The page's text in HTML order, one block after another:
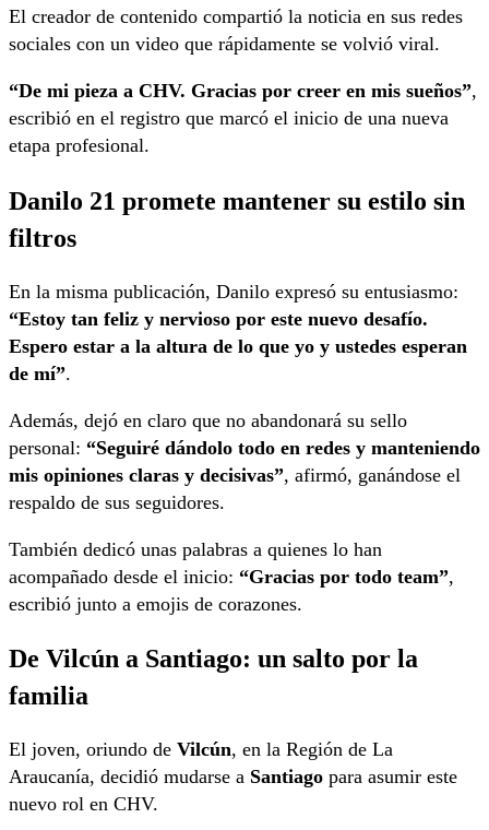
El creador de contenido compartió la noticia en sus redes
sociales con un video que rápidamente se volvió viral.
“De mi pieza a CHV. Gracias por creer en mis sueños”,
escribió en el registro que marcó el inicio de una nueva
etapa profesional.
Danilo 21 promete mantener su estilo sin
filtros
En la misma publicación, Danilo expresó su entusiasmo:
“Estoy tan feliz y nervioso por este nuevo desafío.
Espero estar a la altura de lo que yo y ustedes esperan
de mí”.
Además, dejó en claro que no abandonará su sello
personal: “Seguiré dándolo todo en redes y manteniendo
mis opiniones claras y decisivas”, afirmó, ganándose el
respaldo de sus seguidores.
También dedicó unas palabras a quienes lo han
acompañado desde el inicio: “Gracias por todo team”,
escribió junto a emojis de corazones.
De Vilcún a Santiago: un salto por la
familia
El joven, oriundo de Vilcún, en la Región de La
Araucanía, decidió mudarse a Santiago para asumir este
nuevo rol en CHV.